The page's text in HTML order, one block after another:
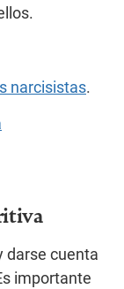
narcisistas.
darse cuenta
importante